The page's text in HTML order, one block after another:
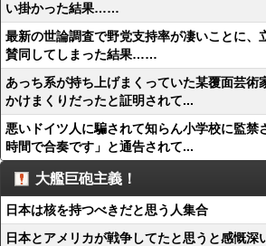
い掛かった結果……
最新の世論調査で野党支持率が凄いことに、
賛同してしまった結果……
あっち系が持ち上げまくっていた某覆面芸術
かけまくりだったと証明されて...
悪いドイツ人に騙されて知らん小学校に監禁
時間で合奏です」と通告されて...
大艦巨砲主義！
日本は核を持つべきだと思う人集合
日本とアメリカが戦争してたと思うと感慨深